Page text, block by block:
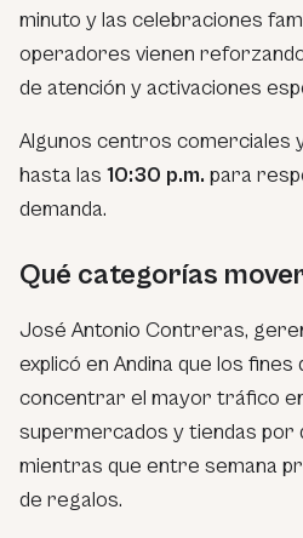
minuto y las celebraciones
operadores vienen
de atención y activaciones
Algunos centros comerciales
hasta las 10:30 p.m. para
demanda.
Qué categorías
José Antonio Contreras,
explicó en Andina que los fines
concentrar el mayor tráfico
supermercados y tiendas por
mientras que entre semana
de regalos.